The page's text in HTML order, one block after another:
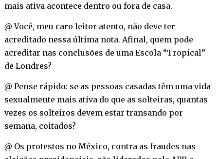
mais ativa acontece dentro ou fora de casa.
@ Você, meu caro leitor atento, não deve ter
acreditado nessa última nota. Afinal, quem pode
acreditar nas conclusões de uma Escola “Tropical”
de Londres?
@ Pense rápido: se as pessoas casadas têm uma vida
sexualmente mais ativa do que as solteiras, quantas
vezes os solteiros devem estar transando por
semana, coitados?
@ Os protestos no México, contra as fraudes nas